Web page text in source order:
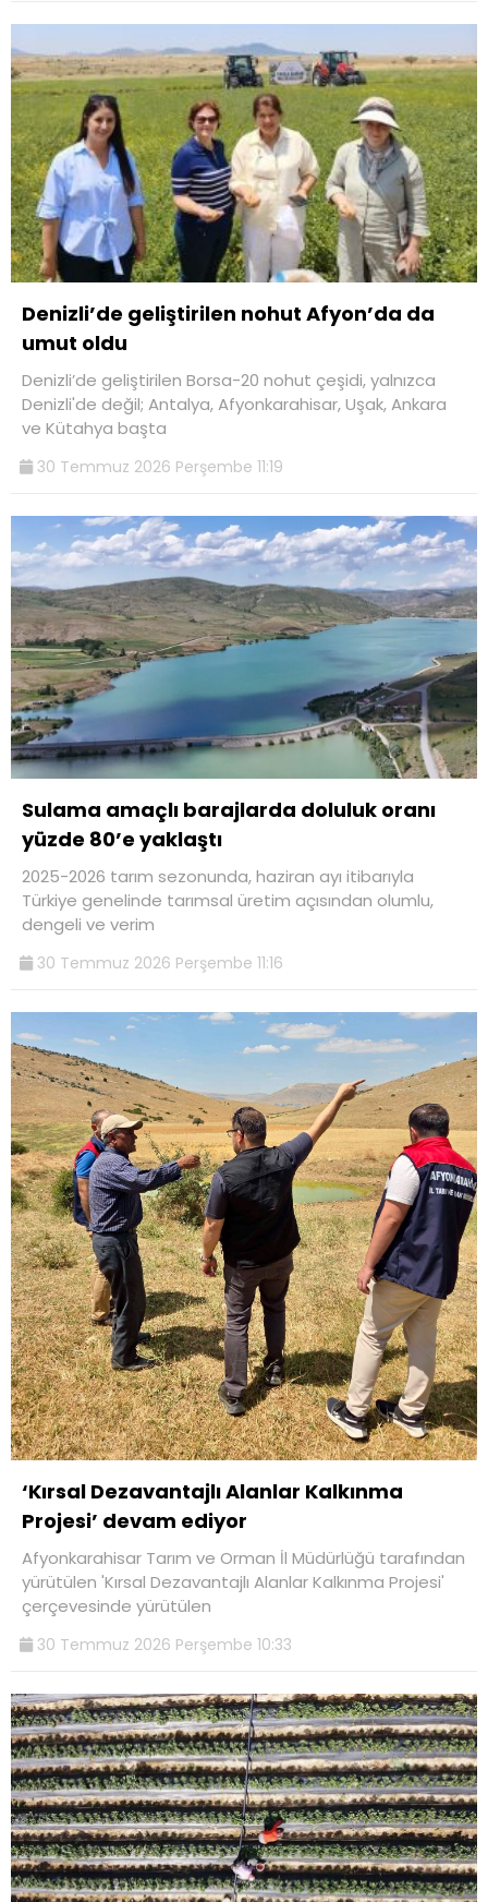
Denizli’de geliştirilen nohut Afyon’da da
umut oldu
Denizli’de geliştirilen Borsa-20 nohut çeşidi, yalnızca
Denizli'de değil; Antalya, Afyonkarahisar, Uşak, Ankara
ve Kütahya başta
30 Temmuz 2026 Perşembe 11:19
Sulama amaçlı barajlarda doluluk oranı
yüzde 80’e yaklaştı
2025-2026 tarım sezonunda, haziran ayı itibarıyla
Türkiye genelinde tarımsal üretim açısından olumlu,
dengeli ve verim
30 Temmuz 2026 Perşembe 11:16
‘Kırsal Dezavantajlı Alanlar Kalkınma
Projesi’ devam ediyor
Afyonkarahisar Tarım ve Orman İl Müdürlüğü tarafından
yürütülen 'Kırsal Dezavantajlı Alanlar Kalkınma Projesi'
çerçevesinde yürütülen
30 Temmuz 2026 Perşembe 10:33